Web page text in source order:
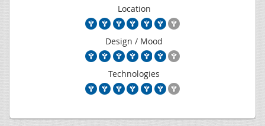
Location
Design / Mood
Technologies